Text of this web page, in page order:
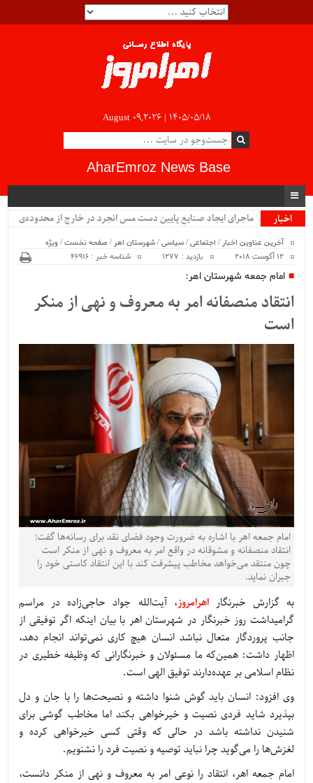
August 09,2026 | ۱۴۰۵/۰۵/۱۸
AharEmroz News Base
اخبار
ماجرای ایجاد صنایع پایین دست مس انجرد در خارج از محدوده‌ی
آخرین عناوین اخبار / اجتماعی/سیاسی/شهرستان اهر /صفحه نخست/ ویژه
12 آگوست 2018
بازدید : 1277 شناسه خبر : 46916
امام جمعه شهرستان اهر:
انتقاد منصفانه امر به معروف و نهی از منکر
است
امام جمعه اهر با اشاره به ضرورت وجود فضای نقد برای رسانه‌ها گفت:
انتقاد منصفانه و مشوقانه در واقع امر به معروف و نهی از منکر است
چون منتقد می‌خواهد مخاطب پیشرفت کند با این انتقاد کاستی خود را
جبران نماید.
به گزارش خبرنگاراهرامروز، آیت‌الله جواد حاجی‌زاده در مراسم
گرامیداشت روز خبرنگار در شهرستان اهر با بیان اینکه اگر توفیقی از
جانب پروردگار متعال نباشد انسان هیچ کاری نمی‌تواند انجام دهد،
اظهار داشت: همین‌که ما مسئولان و خبرنگارانی که وظیفه خطیری در
نظام اسلامی بر عهده‌دارند توفیق الهی است.
وی افزود: انسان باید گوش شنوا داشته و نصیحت‌ها را با جان و دل
بپذیرد شاید فردی نصیت و خیرخواهی بکند اما مخاطب گوشی برای
شنیدن نداشته باشد در حالی که وقتی کسی خیرخواهی کرده و
لغزش‌ها را می‌گوید چرا نباید توصیه و نصیت فرد را نشنویم.
امام جمعه اهر، انتقاد را نوعی امر به معروف و نهی از منکر دانست،